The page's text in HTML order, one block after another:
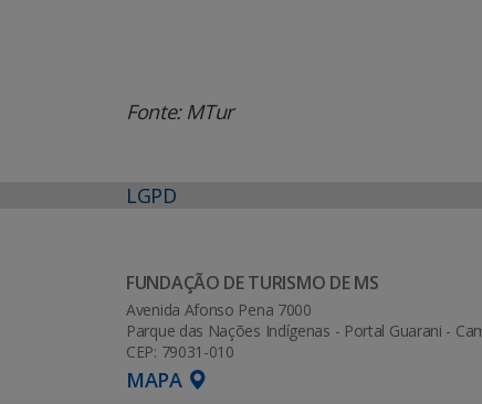
Fonte: MTur
LGPD
FUNDAÇÃO DE TURISMO DE MS
Avenida Afonso Pena 7000
Parque das Nações Indígenas - Portal Guarani -
CEP: 79031-010
MAPA